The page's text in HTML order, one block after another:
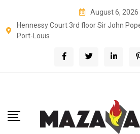
content
August 6, 2026
Hennessy Court 3rd floor Sir John
Port-Louis